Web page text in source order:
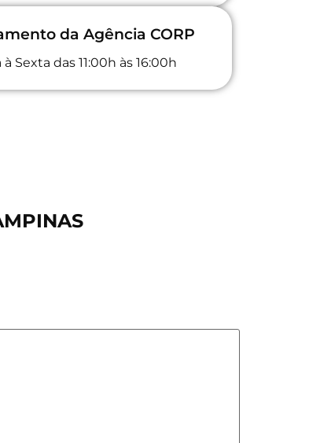
da Agência CORP
Sexta das 11:00h às 16:00h